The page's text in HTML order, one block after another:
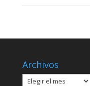
Archivos
Archivos